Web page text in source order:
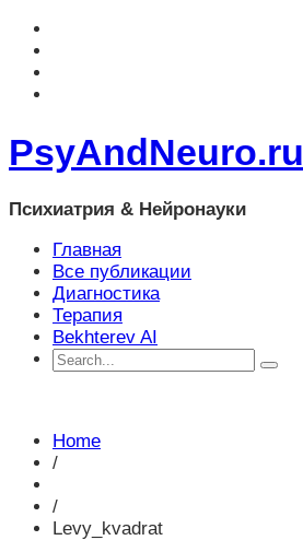
PsyAndNeuro.ru
Психиатрия & Нейронауки
Главная
Все публикации
Диагностика
Терапия
Bekhterev AI
Home
/
/
Levy_kvadrat